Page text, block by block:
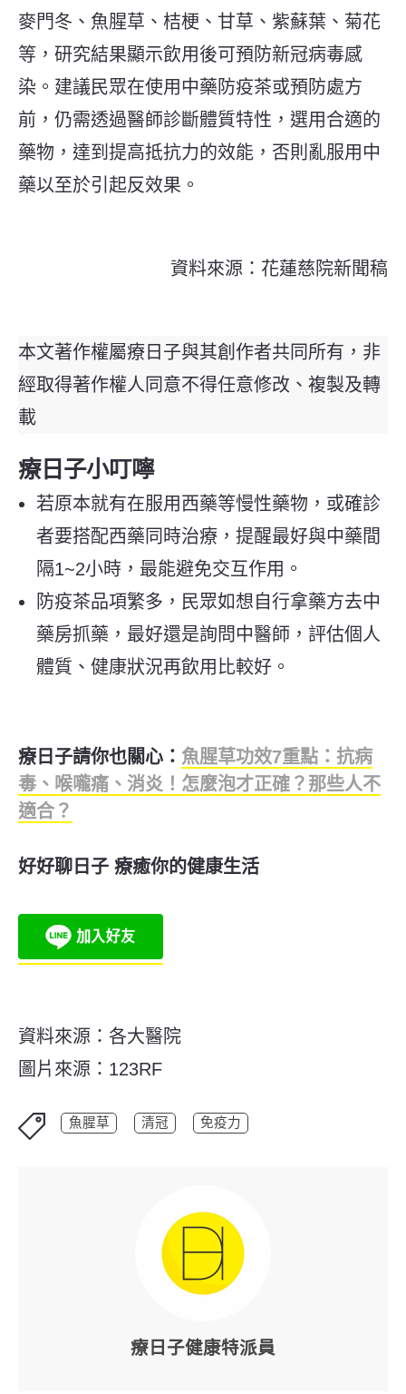
麥門冬、魚腥草、桔梗、甘草、紫蘇葉、菊花
等，研究結果顯示飲用後可預防新冠病毒感
染。 建議民眾在使用中藥防疫茶或預防處方
前，仍需透過醫師診斷體質特性，選用合適的
藥物，達到提高抵抗力的效能，否則亂服用中
藥以至於引起反效果。
資料來源：花蓮慈院新聞稿
本文著作權屬療日子與其創作者共同所有，非
經取得著作權人同意不得任意修改、複製及轉
載
療日子小叮嚀
若原本就有在服用西藥等慢性藥物，或確診
者要搭配西藥同時治療，提醒最好與中藥間
隔1~2小時，最能避免交互作用。
防疫茶品項繁多，民眾如想自行拿藥方去中
藥房抓藥，最好還是詢問中醫師，評估個人
體質、健康狀況再飲用比較好。
療日子請你也關心： 魚腥草功效7重點：抗病
毒、喉嚨痛、消炎！怎麼泡才正確？那些人不
適合？
好好聊日子 療癒你的健康生活
資料來源：各大醫院
圖片來源：123RF
魚腥草 清冠 免疫力
療日子健康特派員